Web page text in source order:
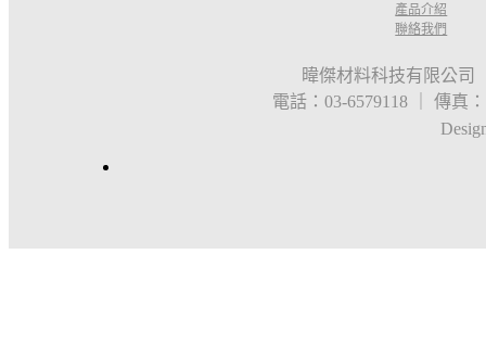
產品介紹
聯絡我們
暐傑材料科技有限公司
電話：03-6579118 ｜ 傳真